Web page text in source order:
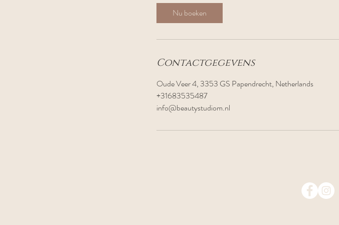
n
Nu boeken
Contactgegevens
Oude Veer 4, 3353 GS Papendrecht, Netherlands
+31683535487
info@beautystudiom.nl